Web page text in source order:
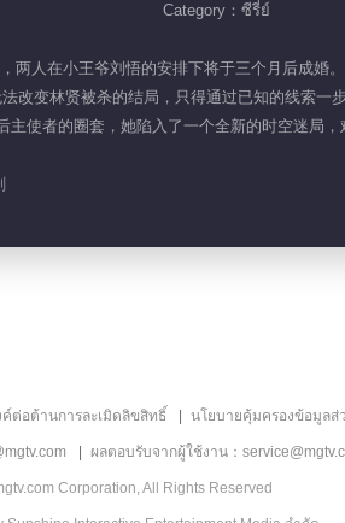
Category：ซีรี่ย์
人在小王爷刘悟的安排下将于三个月后成婚
改变林贤被杀的结局，只得通过已知的线索
使者的圈套，她陷入了一个全新的时空迷局
ต่อต้านการละเมิดลิขสิทธิ์ นโยบายคุ้มครองข้อมูลส่
ผลตอบรับจากผู้ใช้งาน：
Corporation, All Rights Reserved